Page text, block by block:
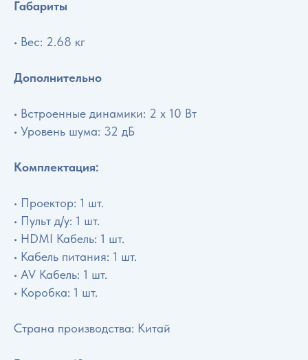
Габариты
• Вес: 2.68 кг
Дополнительно
• Встроенные динамики: 2 x 10 Вт
• Уровень шума: 32 дБ
Комплектация:
• Проектор: 1 шт.
• Пульт д/у: 1 шт.
• HDMI Кабель: 1 шт.
• Кабель питания: 1 шт.
• AV Кабель: 1 шт.
• Коробка: 1 шт.
Страна производства: Китай